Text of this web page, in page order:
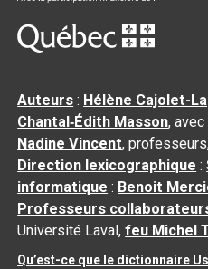
Auteurs : Hélène Cajolet-
Chantal‑Édith Masson,
Nadine Vincent,
Direction lexicographique :
informatique : Benoit
Professeurs
Université Laval,feu Michel
Qu’est-ce que le dictionnaire